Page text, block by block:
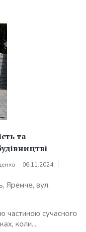
та
06.11.2024
Яремче, вул.
частиною сучасного
коли...